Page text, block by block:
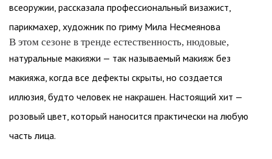
всеоружии, рассказала профессиональный визажист,
парикмахер, художник по гриму Мила Несмеянова
В этом сезоне в тренде естественность, нюдовые,
натуральные макияжи — так называемый макияж без
макияжа, когда все дефекты скрыты, но создается
иллюзия, будто человек не накрашен. Настоящий хит —
розовый цвет, который наносится практически на любую
часть лица.